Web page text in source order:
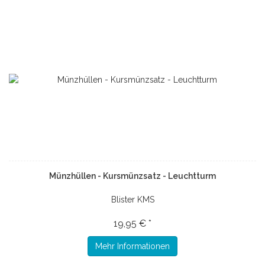
Münzhüllen - Kursmünzsatz - Leuchtturm
Blister KMS
19,95 € *
Mehr Informationen